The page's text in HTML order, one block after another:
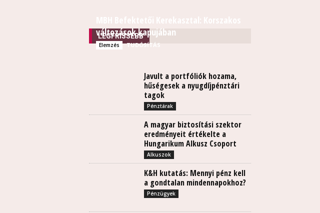
LEGFRISSEBB
változások kapujában
Elemzés TUDÓSÍTÁS
Javult a portfóliók hozama,
hűségesek a nyugdíjpénztári
tagok
Pénztárak
A magyar biztosítási szektor
eredményeit értékelte a
Hungarikum Alkusz Csoport
Alkuszok
K&H kutatás: Mennyi pénz kell
a gondtalan mindennapokhoz?
Pénzügyek